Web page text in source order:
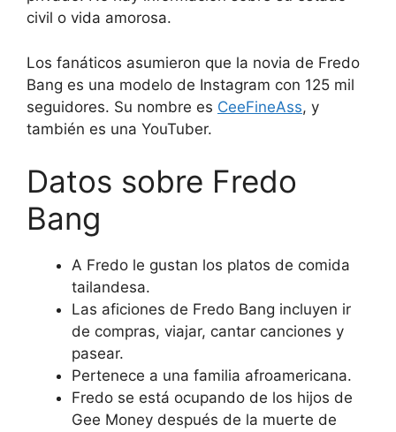
civil o vida amorosa.
Los fanáticos asumieron que la novia de Fredo
Bang es una modelo de Instagram con 125 mil
seguidores. Su nombre es CeeFineAss, y
también es una YouTuber.
Datos sobre Fredo
Bang
A Fredo le gustan los platos de comida
tailandesa.
Las aficiones de Fredo Bang incluyen ir
de compras, viajar, cantar canciones y
pasear.
Pertenece a una familia afroamericana.
Fredo se está ocupando de los hijos de
Gee Money después de la muerte de